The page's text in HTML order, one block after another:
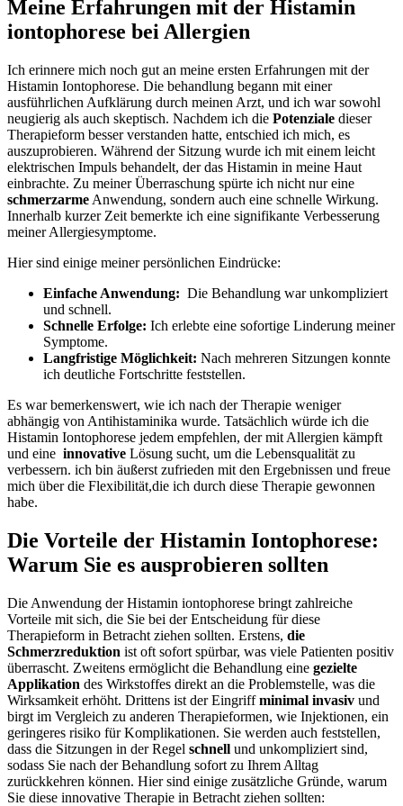
Meine Erfahrungen mit⁢ der Histamin
iontophorese‌ bei Allergien
Ich ⁢erinnere mich noch gut an meine ersten Erfahrungen mit⁤ der
Histamin Iontophorese. Die behandlung begann mit einer
ausführlichen Aufklärung​ durch meinen Arzt, und ich war sowohl
neugierig als auch skeptisch. Nachdem ich die Potenziale dieser
Therapieform besser verstanden hatte, entschied ich mich, es
auszuprobieren. Während der ‍Sitzung wurde ich ​mit ⁤einem leicht⁣
elektrischen Impuls⁤ behandelt, der das Histamin in meine Haut
einbrachte. Zu meiner Überraschung spürte ich nicht nur eine
schmerzarme Anwendung, sondern​ auch eine schnelle Wirkung.
Innerhalb kurzer Zeit bemerkte ich eine signifikante Verbesserung
meiner Allergiesymptome.
Hier⁤ sind einige meiner⁢ persönlichen Eindrücke:
Einfache‍ Anwendung: ‌ Die Behandlung war ⁣unkompliziert
⁢und schnell.
Schnelle Erfolge: ⁣Ich⁣ erlebte eine sofortige Linderung‌ meiner
Symptome.
Langfristige Möglichkeit: Nach ​mehreren Sitzungen konnte
ich deutliche Fortschritte ​feststellen.
Es war bemerkenswert, ⁣wie‍ ich‌ nach⁤ der Therapie weniger
abhängig von ‌Antihistaminika wurde. Tatsächlich würde ich die
Histamin Iontophorese‍ jedem empfehlen, der mit Allergien kämpft
und ⁤eine ‍ innovative ‍Lösung sucht, um die Lebensqualität⁣ zu
verbessern. ich ⁢bin äußerst zufrieden mit den Ergebnissen und freue
mich über die Flexibilität,die ich durch diese ⁣Therapie ​gewonnen
habe.
Die⁣ Vorteile der Histamin Iontophorese:
Warum Sie es ausprobieren sollten
Die ‍Anwendung der Histamin ⁤iontophorese bringt zahlreiche
Vorteile mit sich, ‌die ​Sie bei der Entscheidung für diese
Therapieform in Betracht ziehen sollten. Erstens, die
Schmerzreduktion ist oft sofort spürbar, was⁣ viele Patienten positiv
überrascht. Zweitens⁤ ermöglicht die Behandlung eine gezielte
Applikation des Wirkstoffes direkt an​ die Problemstelle, was die
⁤Wirksamkeit erhöht.⁢ Drittens⁤ ist der Eingriffminimal invasiv und
birgt im Vergleich zu anderen Therapieformen, wie Injektionen, ein
geringeres risiko für ⁢Komplikationen. Sie werden auch feststellen,
dass die Sitzungen in der Regel schnell und unkompliziert‌ sind,
sodass Sie nach der Behandlung sofort⁢ zu Ihrem ⁤Alltag⁢
zurückkehren ⁣können. Hier ‌sind einige zusätzliche ​Gründe, warum
Sie diese ⁣innovative Therapie in ⁣Betracht ziehen ‍sollten: